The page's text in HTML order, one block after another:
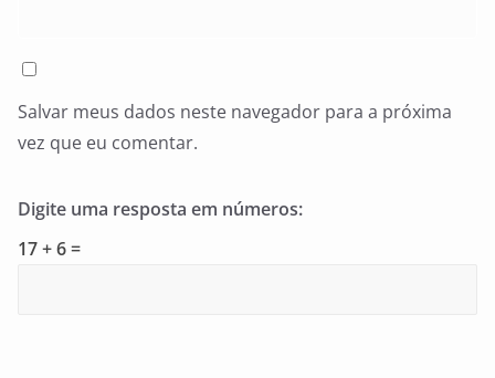
Salvar meus dados neste navegador para a próxima
vez que eu comentar.
Digite uma resposta em números:
17 + 6 =